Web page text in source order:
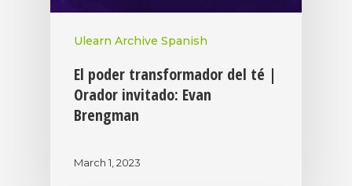
Ulearn Archive Spanish
El poder transformador del té |
Orador invitado: Evan
Brengman
March 1, 2023